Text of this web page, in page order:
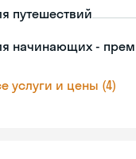
путешествий
начинающих -
услуги и цены (4)